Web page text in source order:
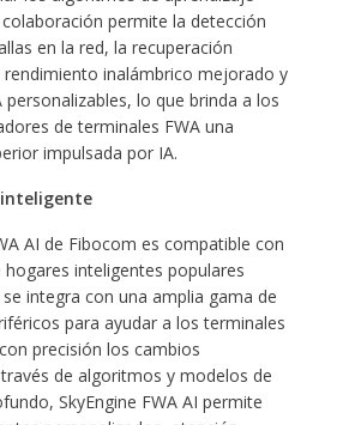
permite la detección
en la red, la recuperación
inalámbrico mejorado y
personalizables, lo que brinda a los
de terminales FWA una
impulsada por IA.
inteligente
AI de Fibocom es compatible con
inteligentes populares
integra con una amplia gama de
para ayudar a los terminales
precisión los cambios
de algoritmos y modelos de
SkyEngine FWA AI permite